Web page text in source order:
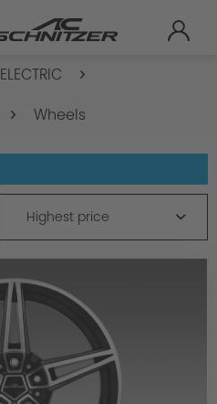
ELECTRIC
Wheels
Highest price